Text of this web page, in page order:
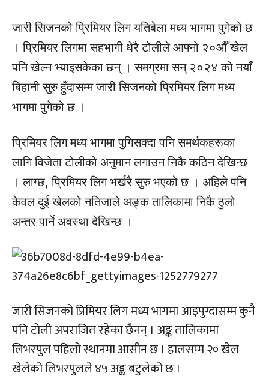
जारी सिजनको प्रिमियर लिग यतिबेला मध्य भागमा पुगेको छ
। प्रिमियर लिगमा सहभागी धेरै टोलीले आफ्नो २०औँ खेल
पनि खेल्न भ्याइसकेका छन् । समग्रमा सन् २०२४ को नयाँ
बिहानी सुरु हुँदासम्म जारी सिजनको प्रिमियर लिग मध्य
भागमा पुगेको छ ।
प्रिमियर लिग मध्य भागमा पुगिसक्दा पनि समर्थकहरूका
लागि विजेता टोलीको अनुमान लगाउन निकै कठिन देखिन्छ
। लाग्छ, प्रिमियर लिग भर्खरै सुरु भएको छ । अहिले पनि
केवल दुई खेलको नतिजाले अङ्क तालिकामा निकै ठुलो
अन्तर पार्ने अवस्था देखिन्छ ।
जारी सिजनको प्रिमियर लिग मध्य भागमा आइपुग्दासम्म कुनै
पनि टोली अपराजित रहेका छैनन् । अङ्क तालिकामा
लिभरपुल पहिलो स्थानमा आसीन छ । हालसम्म २० खेल
खेलेको लिभरपुलले ४५ अङ्क बटुलेको छ ।